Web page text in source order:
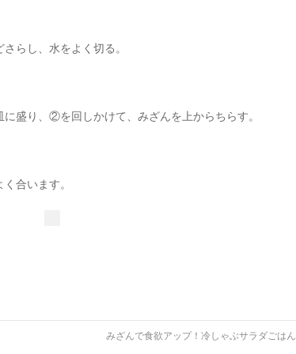
らし、水をよく切る。
盛り、②を回しかけて、みざんを上からちらす。
合います。
みざんで食欲アップ！冷しゃぶサラダごはん